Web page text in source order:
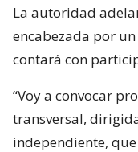
La autoridad
encabezada por
contará con
“Voy a convocar
transversal,
independiente,